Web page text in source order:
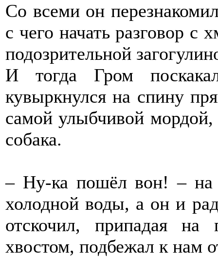
Со всеми он
с чего начать разговор с
подозрительной
И тогда Гром
кувыркнулся на спину
самой улыбчивой мордой,
собака.
– Ну-ка пошёл вон! – на
холодной воды, а он и
отскочил, припадая на
хвостом, подбежал к нам